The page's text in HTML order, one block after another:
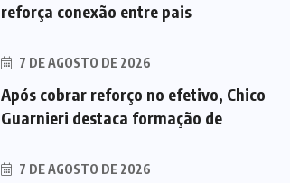
reforça conexão entre pais
7 DE AGOSTO DE 2026
Após cobrar reforço no efetivo, Chico
Guarnieri destaca formação de
7 DE AGOSTO DE 2026